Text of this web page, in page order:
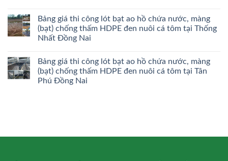
Bảng giá thi công lót bạt ao hồ chứa nước, màng
(bạt) chống thấm HDPE đen nuôi cá tôm tại Thống
Nhất Đồng Nai
Bảng giá thi công lót bạt ao hồ chứa nước, màng
(bạt) chống thấm HDPE đen nuôi cá tôm tại Tân
Phú Đồng Nai